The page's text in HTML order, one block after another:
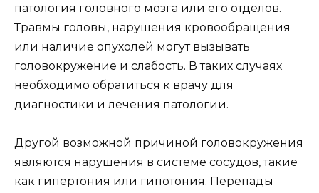
патология головного мозга или его отделов.
Травмы головы, нарушения кровообращения
или наличие опухолей могут вызывать
головокружение и слабость. В таких случаях
необходимо обратиться к врачу для
диагностики и лечения патологии.
Другой возможной причиной головокружения
являются нарушения в системе сосудов, такие
как гипертония или гипотония. Перепады